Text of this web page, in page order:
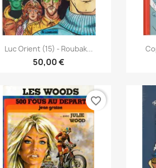
Anteprima
Luc Orient (15) - Roubak...
50,00 €
favorite_border